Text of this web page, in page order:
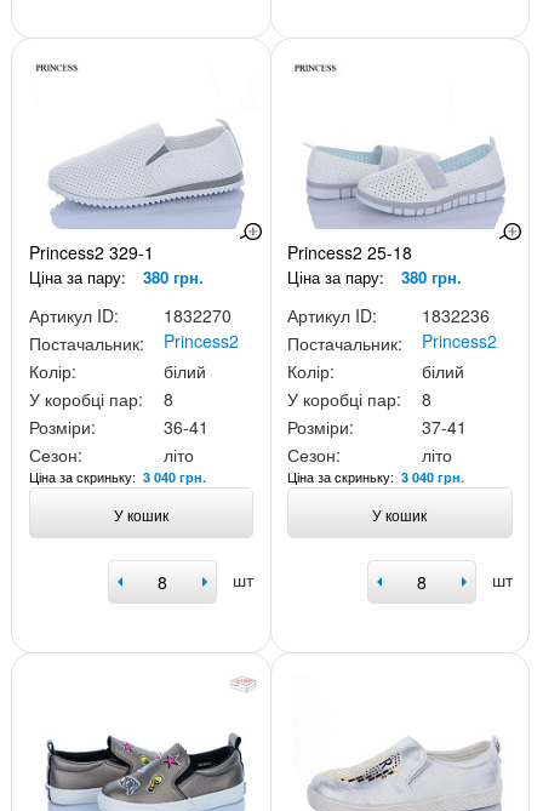
Princess2 329-1
Ціна за пару: 380 грн.
Артикул ID:
1832270
Постачальник:
Princess2
Колір:
білий
У коробці пар:
8
Розміри:
36-41
Сезон:
літо
Ціна за скриньку: 3 040 грн.
У кошик
шт
Princess2 25-18
Ціна за пару: 380 грн.
Артикул ID:
1832236
Постачальник:
Princess2
Колір:
білий
У коробці пар:
8
Розміри:
37-41
Сезон:
літо
Ціна за скриньку:3 040 грн.
У кошик
шт